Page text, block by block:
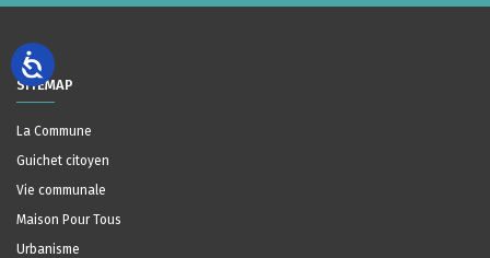
SITEMAP
La Commune
Guichet citoyen
Vie communale
Maison Pour Tous
Urbanisme